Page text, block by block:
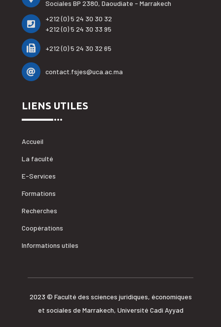
Sociales BP 2380, Daoudiate - Marrakech
+212 (0) 5 24 30 30 32
+212 (0) 5 24 30 33 95
+212 (0) 5 24 30 32 65
contact.fsjes@uca.ac.ma
LIENS UTILES
Accueil
La faculté
E-Services
Formations
Recherches
Coopérations
Informations utiles
2023 © Faculté des sciences juridiques, économiques
et sociales de Marrakech, Université Cadi Ayyad